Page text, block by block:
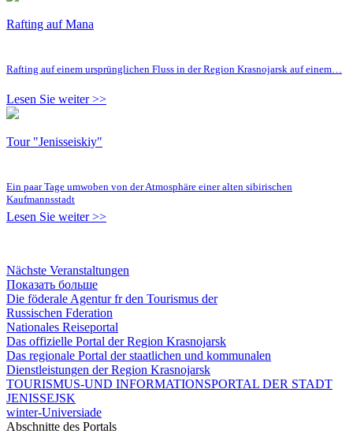
Rafting auf Mana
Rafting auf einem ursprünglichen Fluss in der Region Krasnojarsk auf einem…
Lesen Sie weiter >>
Tour "Jenisseiskiy"
Ein paar Tage umwoben von der Atmosphäre einer alten sibirischen
Kaufmannsstadt
Lesen Sie weiter >>
Nächste Veranstaltungen
Показать больше
Die föderale Agentur fr den Tourismus der
Russischen Fderation
Nationales Reiseportal
Das offizielle Portal der Region Krasnojarsk
Das regionale Portal der staatlichen und kommunalen
Dienstleistungen der Region Krasnojarsk
TOURISMUS-UND INFORMATIONSPORTAL DER STADT
JENISSEJSK
winter-Universiade
Abschnitte des Portals